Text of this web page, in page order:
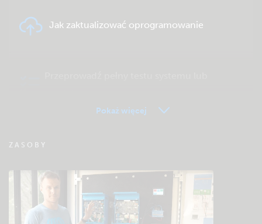
Jak zaktualizować oprogramowanie
Sprawdź bazę wiedzy społeczności Victron
Pokaż więcej
ZASOBY